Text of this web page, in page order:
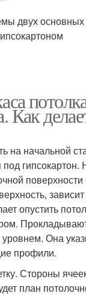
двух основных
Как
на начальной
гипсокартон.
поверхности
зависит
опустить
Она
профили.
Стороны
план